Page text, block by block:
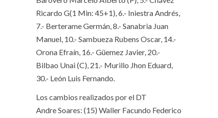
Ricardo G(1 Min: 45+1), 6.- Iniestra Andrés,
7.- Berterame Germán, 8.- Sanabria Juan
Manuel, 10.- Sambueza Rubens Oscar, 14.-
Orona Efraín, 16.- Güemez Javier, 20.-
Bilbao Unai (C), 21.- Murillo Jhon Eduard,
30.- León Luis Fernando.
Los cambios realizados por el DT
Andre Soares: (15) Waller Facundo Federico